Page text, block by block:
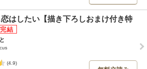
はしたい【描き下ろしおまけ付き特
(4.9)